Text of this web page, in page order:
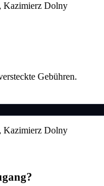
Kazimierz Dolny
Gebühren.
Kazimierz Dolny